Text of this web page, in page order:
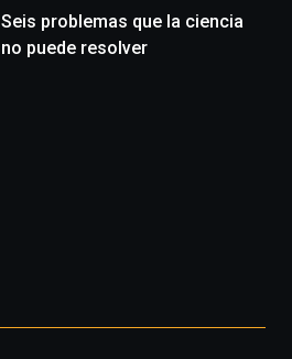
Seis problemas que la ciencia
no puede resolver